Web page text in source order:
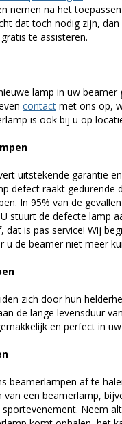
nemen na het
dat toch nodig zijn,
te assisteren.
lamp in uw
contact met ons op,
is ook bij u op
uitstekende garantie
defect raakt gedurende
In 95% van de
stuurt de defecte lamp
dat is pas service! Wij
u de beamer niet meer
zich door hun
de lange levensduur
en perfect in
beamerlampen af te
een beamerlamp,
Neem